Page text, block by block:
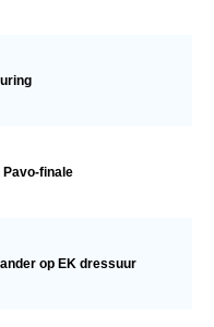
Pavo-finale
op EK dressuur